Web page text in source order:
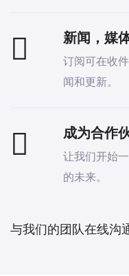
新闻，媒
订阅可在收
闻和更新。
成为合作
让我们开始
的未来。
与我们的团队在线沟